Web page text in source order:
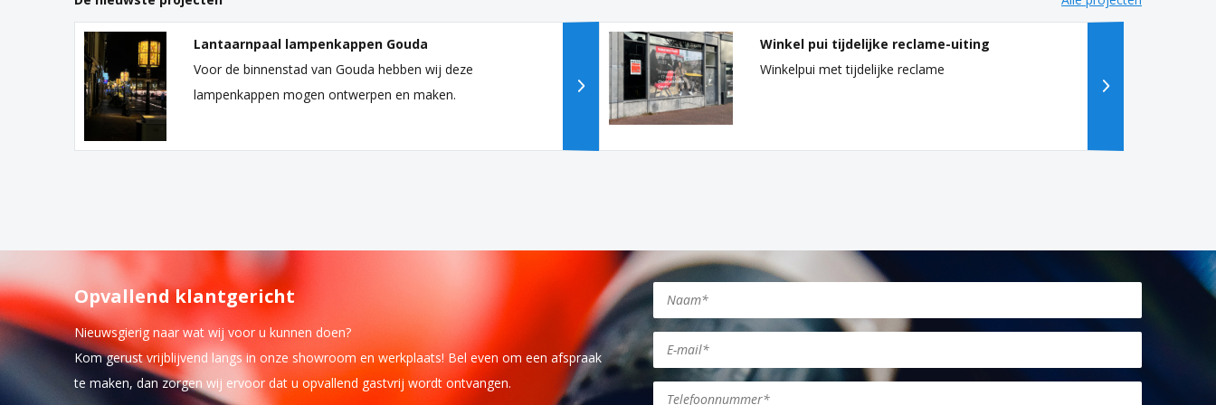
Lantaarnpaal lampenkappen Gouda
Voor de binnenstad van Gouda hebben wij deze
lampenkappen mogen ontwerpen en maken.
Winkel pui tijdelijke reclame-uiting
Winkelpui met tijdelijke reclame
Opvallend klantgericht
Nieuwsgierig naar wat wij voor u kunnen doen?
Kom gerust vrijblijvend langs in onze showroom en werkplaats! Bel even om een afspraak
te maken, dan zorgen wij ervoor dat u opvallend gastvrij wordt ontvangen.